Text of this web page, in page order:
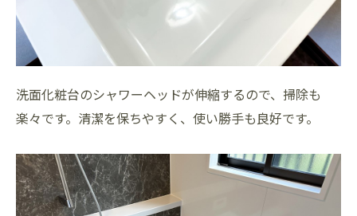
洗面化粧台のシャワーヘッドが伸縮するので、掃除も
楽々です。清潔を保ちやすく、使い勝手も良好です。